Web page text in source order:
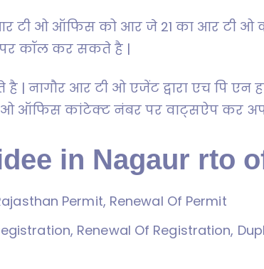
टी ओ ऑफिस को आर जे 21 का आर टी ओ
कॉल कर सकते है |
है | नागौर आर टी ओ एजेंट द्वारा एच
टी ओ ऑफिस कांटेक्ट नंबर पर वाट्सऐप
in Nagaur rto
Permit, Renewal Of Permit
Renewal Of Registration,